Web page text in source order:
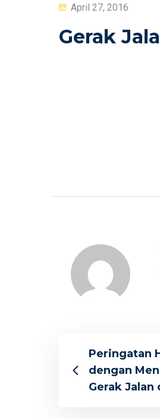
Posted
April 27, 2016
Gerak
Peringatan
dengan
Gerak